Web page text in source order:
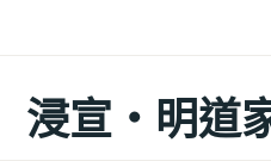
浸宣‧明道